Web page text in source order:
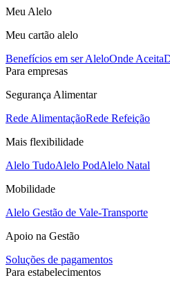
Meu Alelo
Meu cartão alelo
Benefícios em ser AleloOnde Aceita
Para empresas
Segurança Alimentar
Rede AlimentaçãoRede Refeição
Mais flexibilidade
Alelo TudoAlelo PodAlelo Natal
Mobilidade
Alelo Gestão de Vale-Transporte
Apoio na Gestão
Soluções de pagamentos
Para estabelecimentos